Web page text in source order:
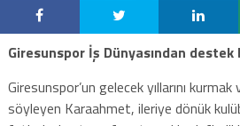
Giresunspor İş Dünyasından
Giresunspor’un gelecek yıllarını
söyleyen Karaahmet, ileriye dönük